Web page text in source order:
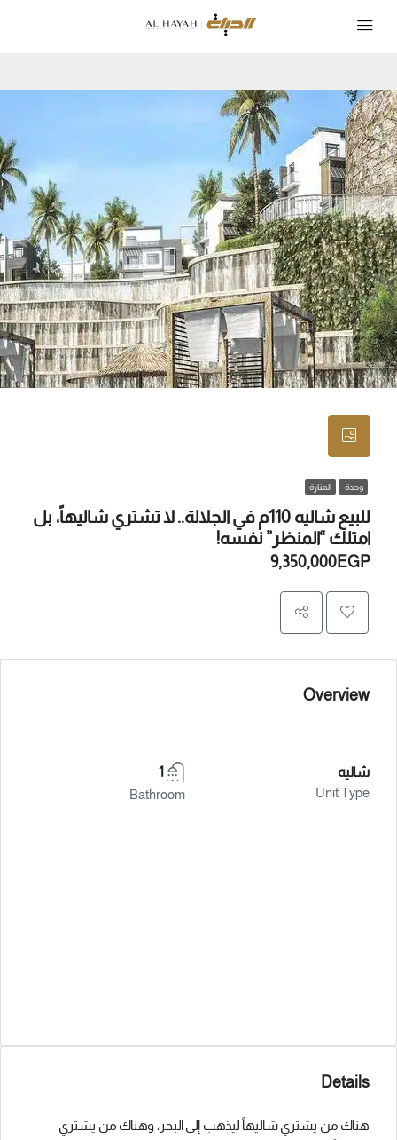
وحدة المنارة
للبيع شاليه 110م في الجلالة.. لا تشتري شاليهاً، بل
امتلك “المنظر” نفسه!
9,350,000EGP
Overview
شاليه
Unit Type
1
Bathroom
Details
هناك من يشتري شاليهاً ليذهب إلى البحر، وهناك من يشتري